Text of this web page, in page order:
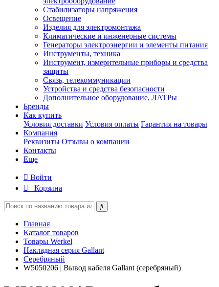
Стабилизаторы напряжения
Освещение
Изделия для электромонтажа
Климатические и инженерные системы
Генераторы электроэнергии и элементы питания
Инструменты, техника
Инструмент, измерительные приборы и средства
защиты
Связь, телекоммуникации
Устройства и средства безопасности
Дополнительное оборудование, ЛАТРы
Бренды
Как купить
Условия доставки Условия оплаты Гарантия на товары
Компания
Реквизиты Отзывы о компании
Контакты
Еще
Войти
Корзина
Главная
Каталог товаров
Товары Werkel
Накладная серия Gallant
Серебряный
W5050206 | Вывод кабеля Gallant (серебряный)